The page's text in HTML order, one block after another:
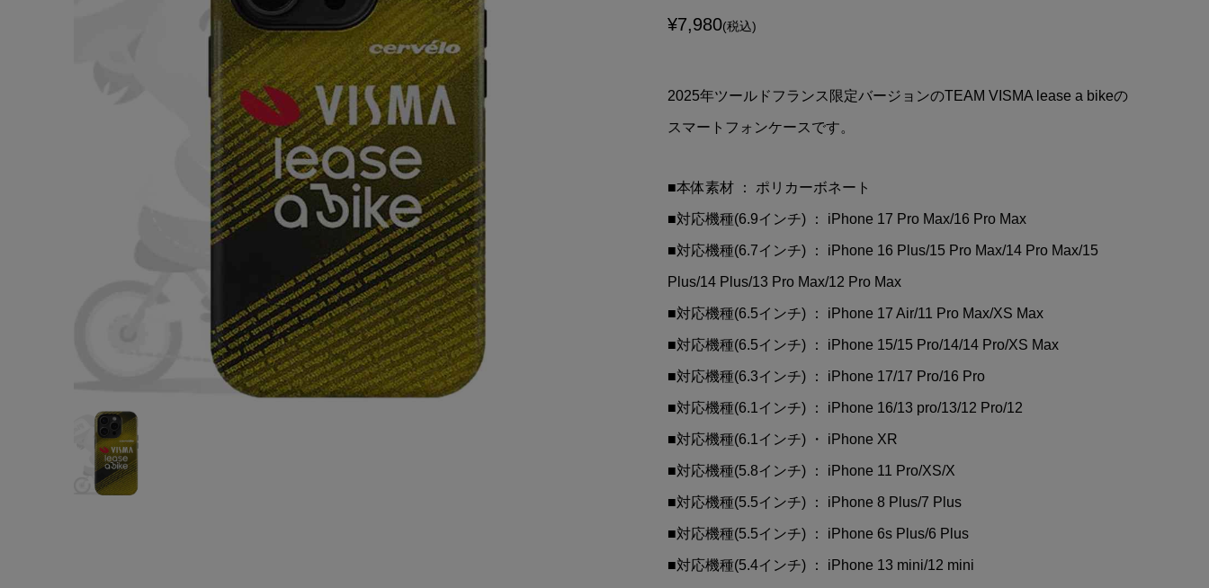
TOM’S(トムス)折りたたみス
テップ(ブラック)
¥3,775 (税込)
Doctor マグカップ(ホワイト)
ン)
¥7,980(税込)
2025年ツールドフランス限定バージョンのTEAM VISMA lease a bikeの
スマートフォンケースです。
■本体素材 ： ポリカーボネート
■対応機種(6.9インチ) ： iPhone 17 Pro Max/16 Pro Max
■対応機種(6.7インチ) ： iPhone 16 Plus/15 Pro Max/14 Pro Max/15
Plus/14 Plus/13 Pro Max/12 Pro Max
■対応機種(6.5インチ) ： iPhone 17 Air/11 Pro Max/XS Max
■対応機種(6.5インチ) ： iPhone 15/15 Pro/14/14 Pro/XS Max
■対応機種(6.3インチ) ： iPhone 17/17 Pro/16 Pro
■対応機種(6.1インチ) ： iPhone 16/13 pro/13/12 Pro/12
■対応機種(6.1インチ) ・ iPhone XR
■対応機種(5.8インチ) ： iPhone 11 Pro/XS/X
■対応機種(5.5インチ) ： iPhone 8 Plus/7 Plus
■対応機種(5.5インチ) ： iPhone 6s Plus/6 Plus
■対応機種(5.4インチ) ： iPhone 13 mini/12 mini